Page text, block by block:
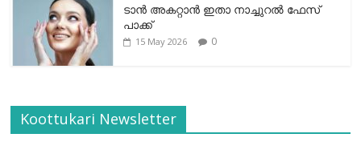
ടാന്‍ അകറ്റാന്‍ ഇതാ നാച്ചുറല്‍ ഫേസ്
പാക്ക്
15 May 2026 0
Koottukari Newsletter